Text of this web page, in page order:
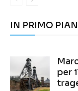
IN PRIMO
per